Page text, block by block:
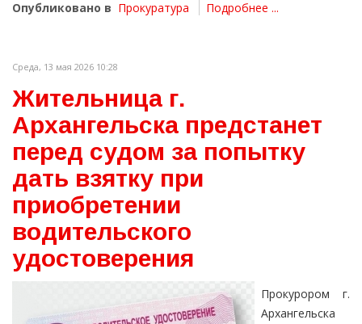
Опубликовано в Прокуратура Подробнее ...
Среда, 13 мая 2026 10:28
Жительница г.
Архангельска предстанет
перед судом за попытку
дать взятку при
приобретении
водительского
удостоверения
Прокурором г.
Архангельска